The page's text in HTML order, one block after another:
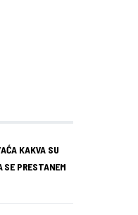
KAKVA SU
SE PRESTANEM